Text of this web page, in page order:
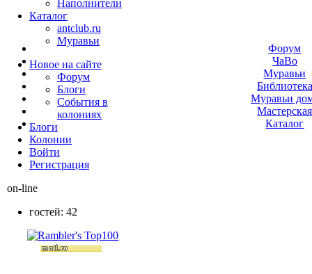
Наполнители
Каталог
antclub.ru
Муравьи
Новое на сайте
Форум
Блоги
События в
колониях
Блоги
Колонии
Войти
Peгиcтpaция
on-line
гостей: 42
Форум
ЧаВо
Муравьи
Библиотека
Муравьи
Мастерская
Каталог